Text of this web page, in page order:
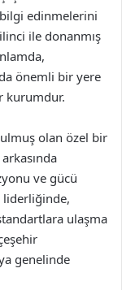
edinmelerini
ile donanmış
önemli bir yere
kurumdur.
olan özel bir
ve gücü
liderliğinde,
ulaşma
genelinde